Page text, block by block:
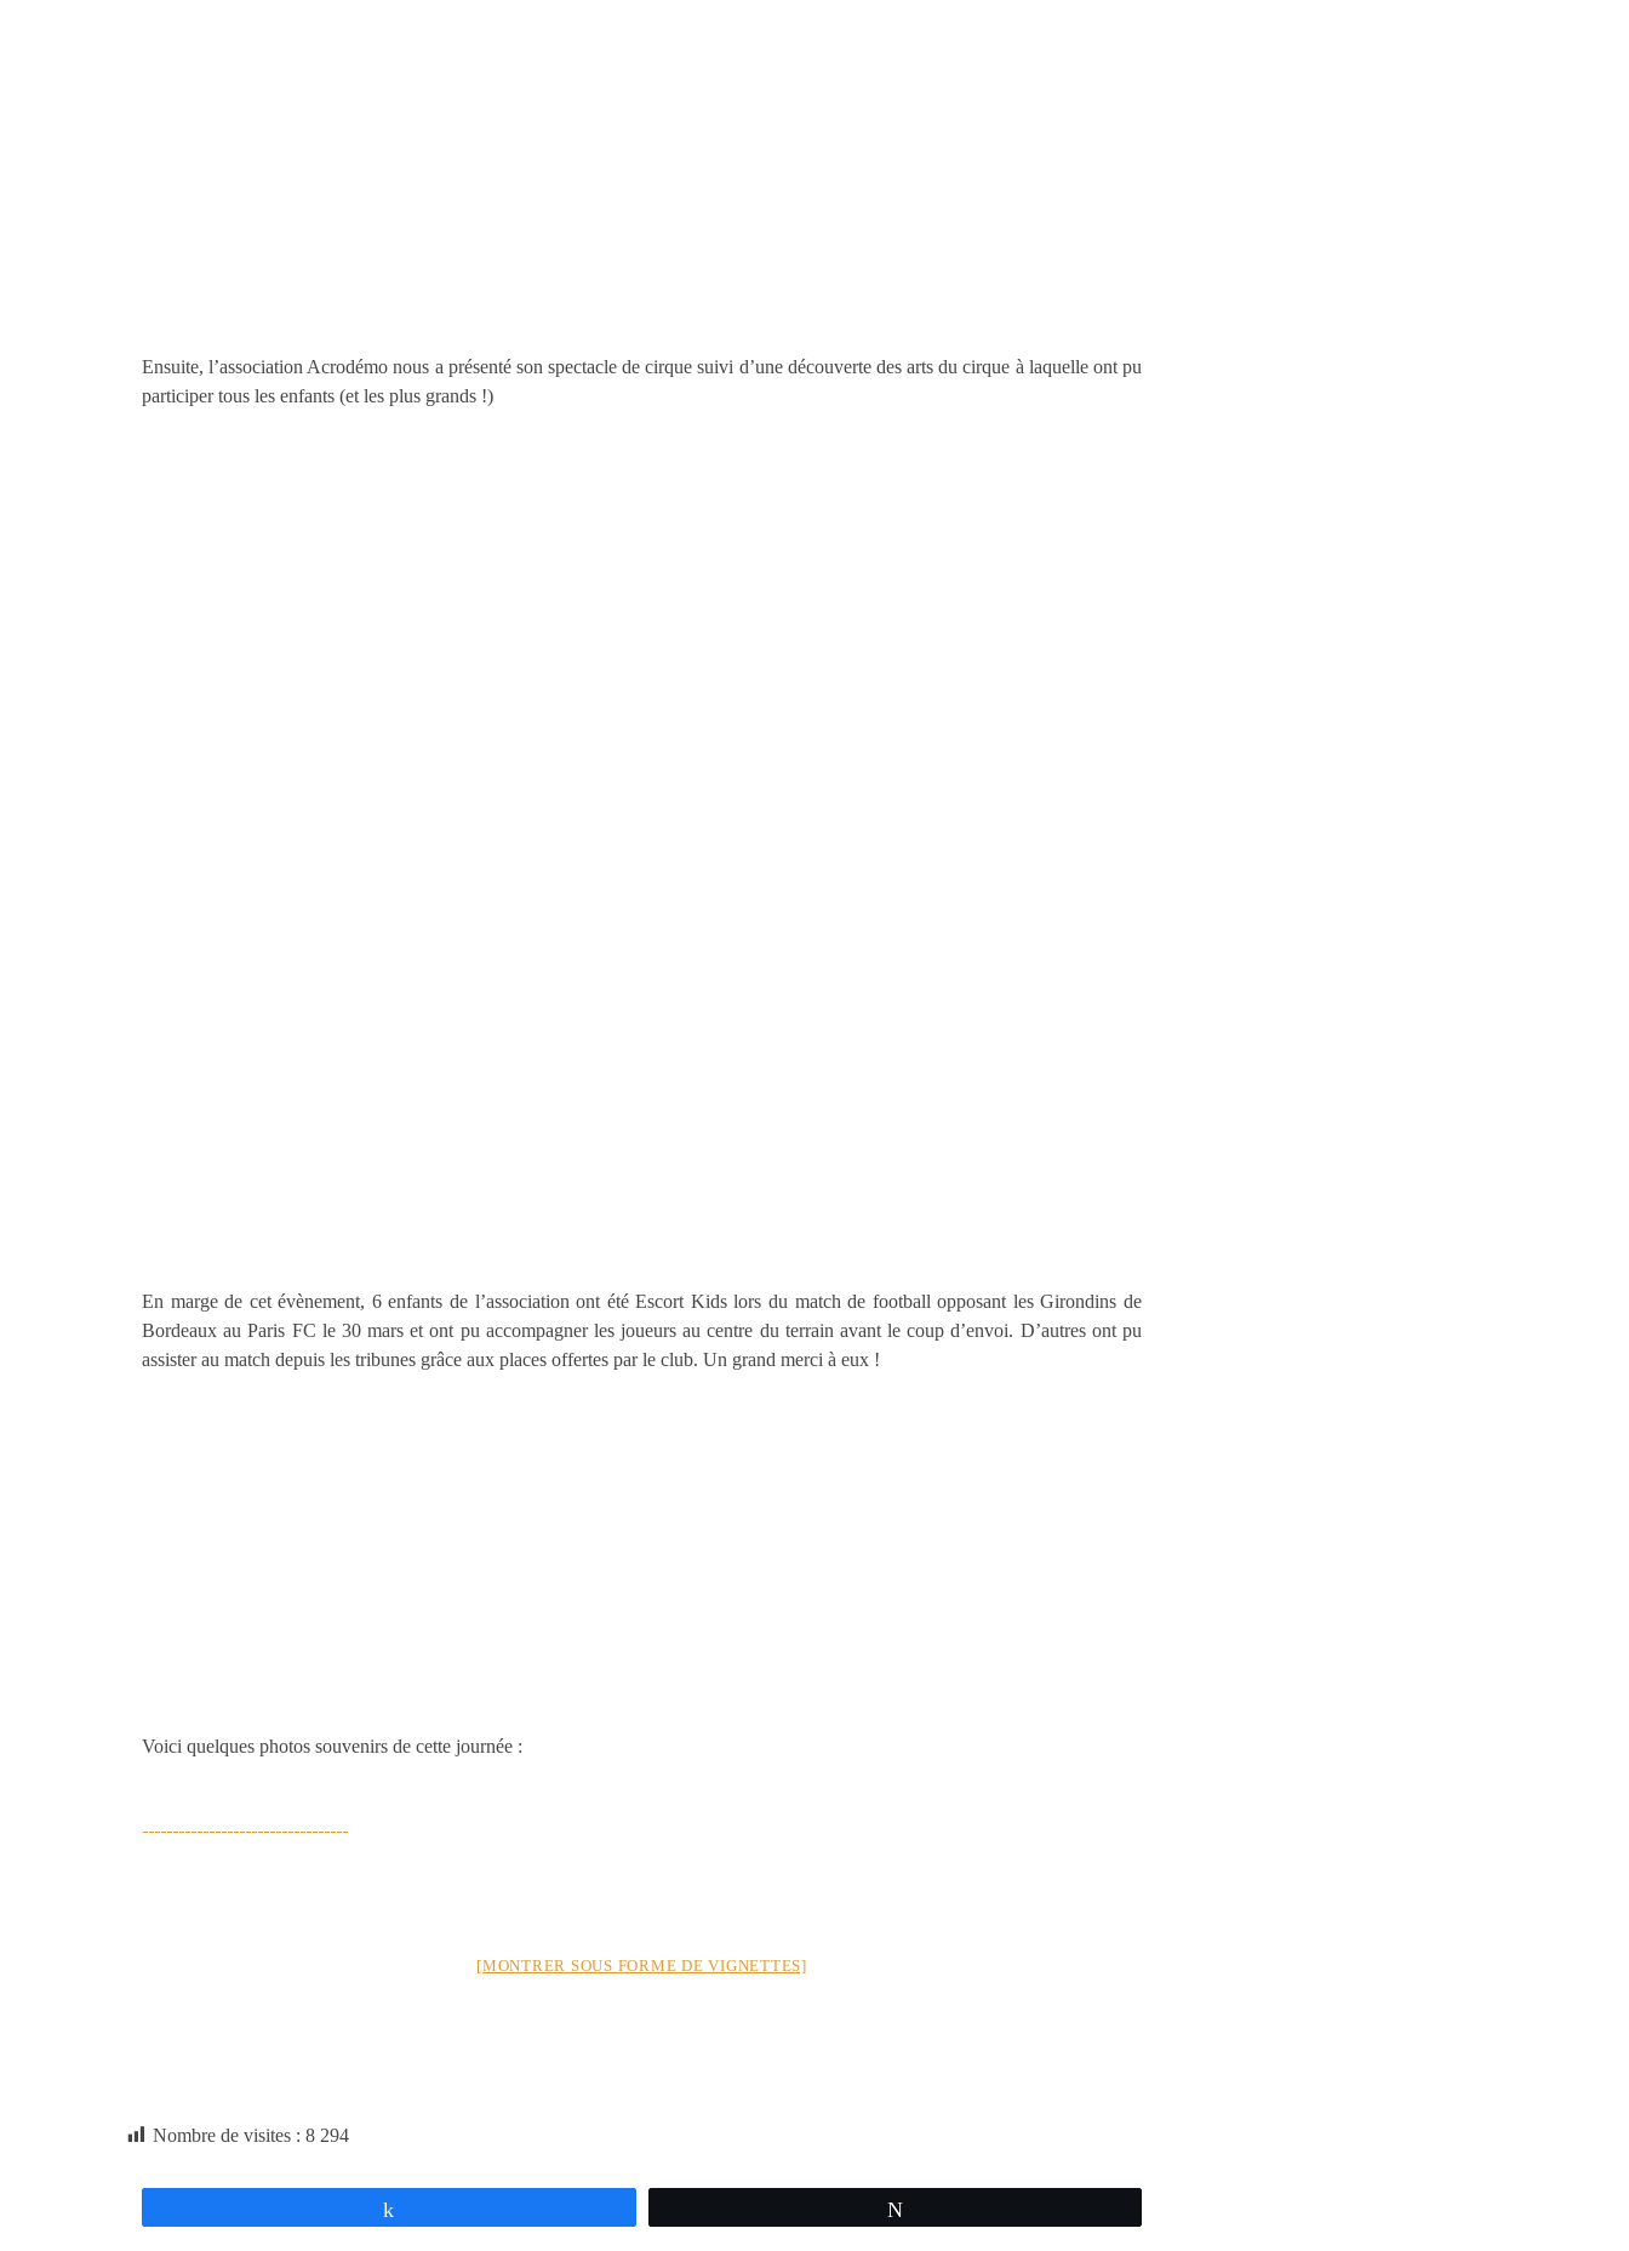
Ensuite, l’association Acrodémo nous a présenté son spectacle de cirque suivi d’une découverte des arts du cirque à laquelle ont pu
participer tous les enfants (et les plus grands !)
En marge de cet évènement, 6 enfants de l’association ont été Escort Kids lors du match de football opposant les Girondins de
Bordeaux au Paris FC le 30 mars et ont pu accompagner les joueurs au centre du terrain avant le coup d’envoi. D’autres ont pu
assister au match depuis les tribunes grâce aux places offertes par le club. Un grand merci à eux !
Voici quelques photos souvenirs de cette journée :
[MONTRER SOUS FORME DE VIGNETTES]
Nombre de visites : 8 294